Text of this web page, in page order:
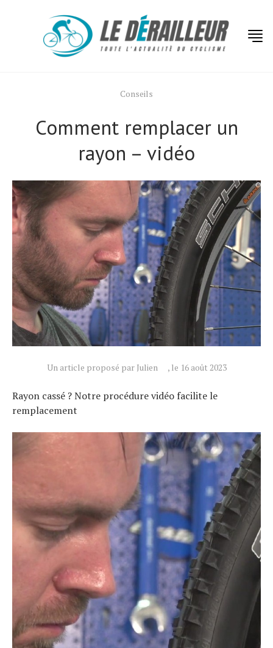
Conseils
Comment remplacer un
rayon – vidéo
Un article proposé par Julien , le 16 août 2023
Rayon cassé ? Notre procédure vidéo facilite le
remplacement